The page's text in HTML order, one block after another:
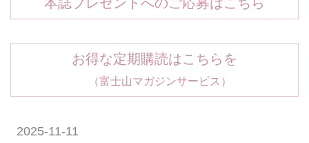
お得な定期購読はこちらを
（富士山マガジンサービス）
2025-11-11